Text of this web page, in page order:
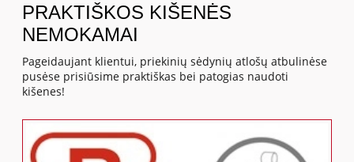
PRAKTIŠKOS KIŠENĖS
NEMOKAMAI
Pageidaujant klientui, priekinių sėdynių atlošų atbulinėse
pusėse prisiūsime praktiškas bei patogias naudoti
kišenes!